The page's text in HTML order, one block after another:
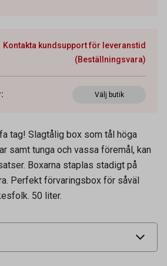
Kontakta kundsupport för leveranstid
(Beställningsvara)
: Välj butik
tag! Slagtålig box som tål höga
samt tunga och vassa föremål, kan
Boxarna staplas stadigt på
Perfekt förvaringsbox för såväl
50 liter.
64350237
35283
44111515